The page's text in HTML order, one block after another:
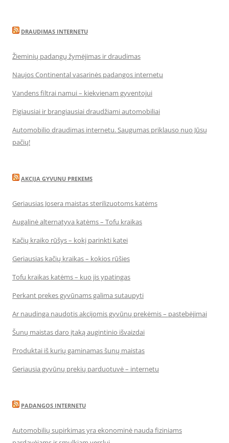
DRAUDIMAS INTERNETU
Žieminių padangų žymėjimas ir draudimas
Naujos Continental vasarinės padangos internetu
Vandens filtrai namui – kiekvienam gyventojui
Pigiausiai ir brangiausiai draudžiami automobiliai
Automobilio draudimas internetu. Saugumas priklauso nuo Jūsų
pačių!
AKCIJA GYVUNU PREKEMS
Geriausias Josera maistas sterilizuotoms katėms
Augalinė alternatyva katėms – Tofu kraikas
Kačių kraiko rūšys – kokį parinkti katei
Geriausias kačių kraikas – kokios rūšies
Tofu kraikas katėms – kuo jis ypatingas
Perkant prekes gyvūnams galima sutaupyti
Ar naudinga naudotis akcijomis gyvūnų prekėmis – pastebėjimai
Šunų maistas daro įtaką augintinio išvaizdai
Produktai iš kurių gaminamas šunų maistas
Geriausia gyvūnų prekių parduotuvė – internetu
PADANGOS INTERNETU
Automobilių supirkimas yra ekonominė nauda fiziniams